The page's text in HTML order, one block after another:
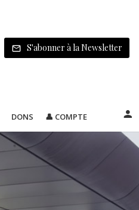
S'abonner à la Newsletter
DONS 👤 COMPTE